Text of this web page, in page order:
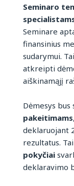
Seminaro
Seminare
finansinius
sudarymui.
atkreipti
aiškinamąjį
Dėmesys bus
pakeitimams
deklaruojant
rezultatus.
pokyčiai
deklaravimo